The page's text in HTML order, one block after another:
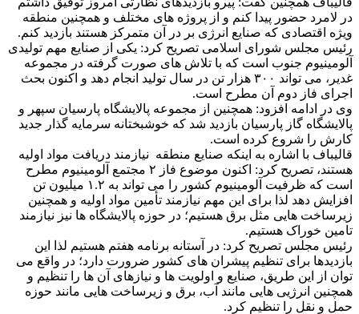
در لامرد حضور پیدا کنم و از پروژه های مختلف و همچنین منطقه
ویژه اقتصادی که صنایع انرژی بر در آن متمرکز هستند بازدید کنم.
رئیس مجلس شورای اسلامی تصریح کرد: یکی از صنایع مهم تولیدی
آلومینیوم جنوب است که با تلاش های صورت گرفته در مجموعه
غدیر، می تواند ۳۰۰ هزار تن در سال تولید انجام دهد و اکنون بحث
اجرای فاز دوم آن مطرح است.
وی در ادامه افزود: همچنین از مجموعه پالایشگاه پارسیان سپهر و
پالایشگاه گاز پارسیان بازدید شد که خوشبختانه سرمایه گذار جدید
کارش را شروع کرده است.
قالیباف با اشاره به اینکه صنایع منطقه نیازمند دریافت مواد اولیه
هستند، تصریح کرد: اکنون موضوع فاز ۲ مجتمع آلومینیوم مطرح
است که ظرفیت آلومینیوم کشور را می تواند به ۱.۲ میلیون تن
افزایش دهد لذا برای این مهم نیازمند تأمین مواد اولیه و همچنین
زیرساخت هایی مثل برق هستیم؛ در حوزه پالایشگاه ها نیز نیازمند
تامین خوراک هستیم.
رئیس مجلس تصریح کرد: در آستانه برنامه هفتم هستیم لذا این
بازدیدها برای تنظیم پیشران های کشور ضرورت دارد؛ در واقع می
توان از این طریق، صنایع و اولویت ها و نیازهای آن ها را تنظیم و
همچنین انرژیی هایی مانند آب، برق و زیرساخت هایی مانند حوزه
حمل و نقل را تنظیم کرد.